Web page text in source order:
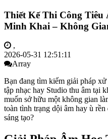
Thiết Kế Thi Công Tiêu
Minh Khai – Không
,
2026-05-31 12:51:11
Array
Bạn đang tìm kiếm giải pháp
tập nhạc hay Studio thu âm tại
muốn sở hữu một không gian
toàn tình trạng dội âm hay ù
sáng tạo?